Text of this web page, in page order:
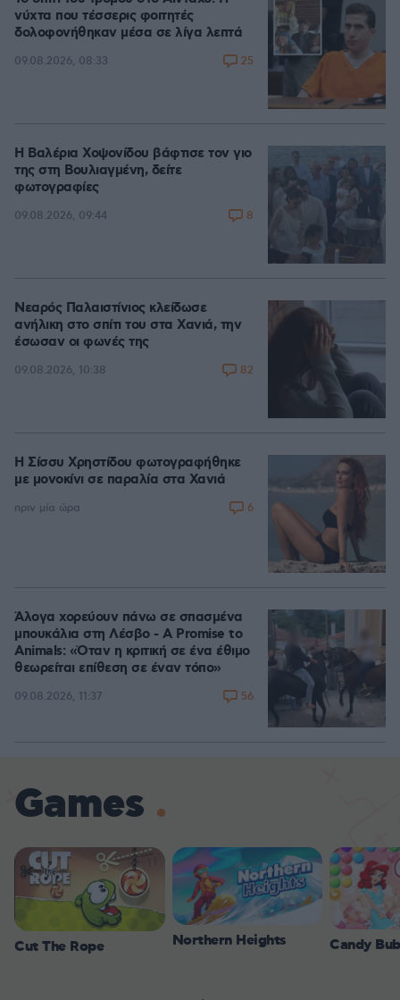
νύχτα που τέσσερις φοιτητές
δολοφονήθηκαν μέσα σε λίγα λεπτά
09.08.2026, 08:33 25
Η Βαλέρια Χοψονίδου βάφτισε τον γιο
της στη Βουλιαγμένη, δείτε
φωτογραφίες
09.08.2026, 09:44 8
Νεαρός Παλαιστίνιος κλείδωσε
ανήλικη στο σπίτι του στα Χανιά, την
έσωσαν οι φωνές της
09.08.2026, 10:38 82
Η Σίσσυ Χρηστίδου φωτογραφήθηκε
με μονοκίνι σε παραλία στα Χανιά
πριν μία ώρα 6
Άλογα χορεύουν πάνω σε σπασμένα
μπουκάλια στη Λέσβο - A Promise to
Animals: «Όταν η κριτική σε ένα έθιμο
θεωρείται επίθεση σε έναν τόπο»
09.08.2026, 11:37 56
Games
Cut The Rope Northern Heights Candy